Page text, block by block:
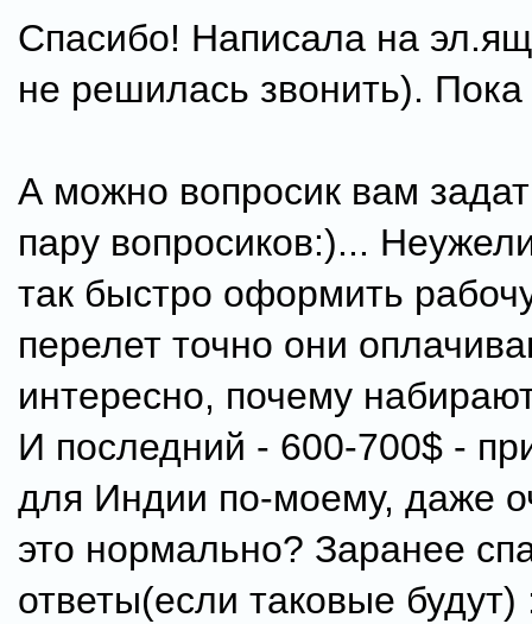
Спасибо! Написала на
не решилась звонить). Пока
А можно вопросик вам
пару вопросиков:)...
так быстро оформить
перелет точно они
интересно, почему
И последний - 600-700$ -
для Индии по-моему, даже
это нормально? Заранее
ответы(если таковые будут)